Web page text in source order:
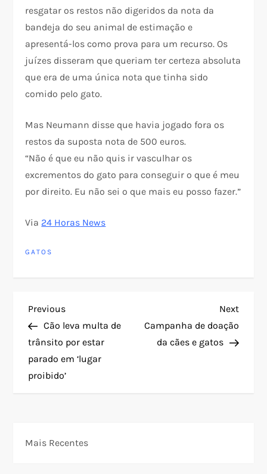
resgatar os restos não digeridos da nota da
bandeja do seu animal de estimação e
apresentá-los como prova para um recurso. Os
juízes disseram que queriam ter certeza absoluta
que era de uma única nota que tinha sido
comido pelo gato.
Mas Neumann disse que havia jogado fora os
restos da suposta nota de 500 euros.
“Não é que eu não quis ir vasculhar os
excrementos do gato para conseguir o que é meu
por direito. Eu não sei o que mais eu posso fazer.”
Via 24 Horas News
GATOS
N
a
v
a
Previous
Post
Previous
Cão leva multa de
trânsito por estar
parado em ‘lugar
proibido’
Next
Post
Next
Campanha de doação
da cães e gatos
Mais Recentes